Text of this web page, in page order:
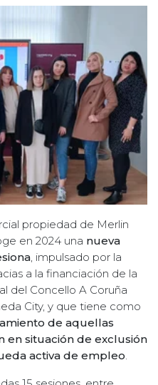
propiedad de Merlin
en 2024 una nueva
, impulsado por la
a la financiación de la
del Concello A Coruña
City, y que tiene como
de aquellas
en situación de exclusión
activa de empleo.